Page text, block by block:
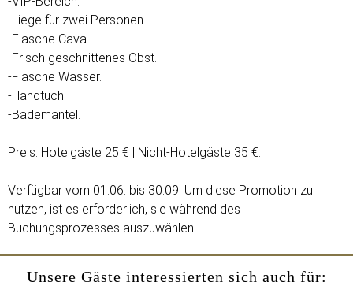
-Liege für zwei Personen.
-Flasche Cava.
-Frisch geschnittenes Obst.
-Flasche Wasser.
-Handtuch.
-Bademantel.
Preis: Hotelgäste 25 € | Nicht-Hotelgäste 35 €.
Verfügbar vom 01.06. bis 30.09. Um diese Promotion zu
nutzen, ist es erforderlich, sie während des
Buchungsprozesses auszuwählen.
Unsere Gäste interessierten sich auch für: